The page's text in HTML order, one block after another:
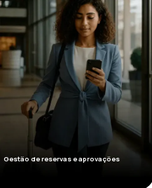
Gestão de reservas e aprovações